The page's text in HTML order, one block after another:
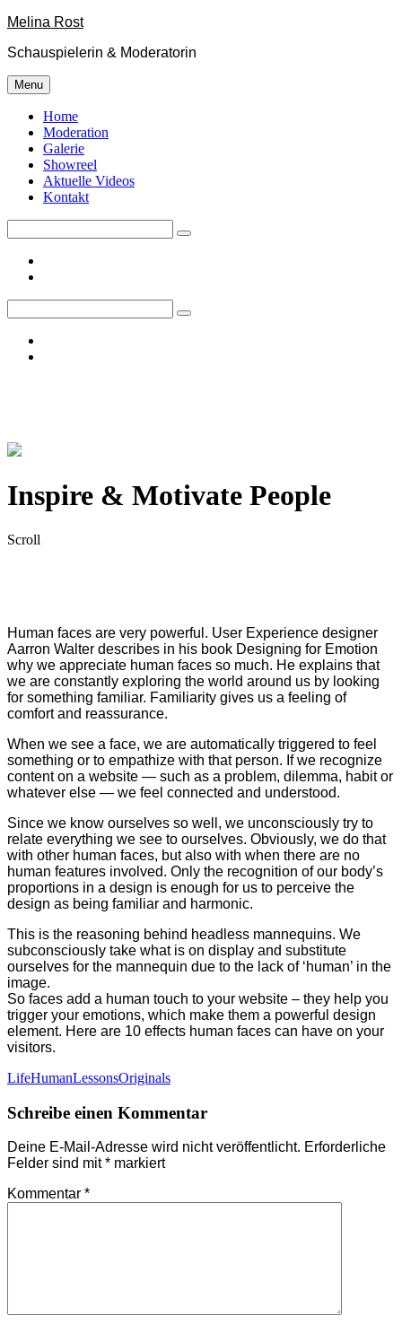
Skip
content
Melina Rost
Schauspielerin & Moderatorin
Menu
Home
Moderation
Galerie
Showreel
Aktuelle Videos
Kontakt
for:
for:
Inspire & Motivate People
Scroll
Human faces are very powerful. User Experience designer
Aarron Walter describes in his book Designing for Emotion
why we appreciate human faces so much. He explains that
we are constantly exploring the world around us by looking
for something familiar. Familiarity gives us a feeling of
comfort and reassurance.
When we see a face, we are automatically triggered to feel
something or to empathize with that person. If we recognize
content on a website — such as a problem, dilemma, habit or
whatever else — we feel connected and understood.
Since we know ourselves so well, we unconsciously try to
relate everything we see to ourselves. Obviously, we do that
with other human faces, but also with when there are no
human features involved. Only the recognition of our body’s
proportions in a design is enough for us to perceive the
design as being familiar and harmonic.
This is the reasoning behind headless mannequins. We
subconsciously take what is on display and substitute
ourselves for the mannequin due to the lack of ‘human’ in the
image.
So faces add a human touch to your website – they help you
trigger your emotions, which make them a powerful design
element. Here are 10 effects human faces can have on your
visitors.
Categories
LifeTags
HumanLessonsOriginals
Beitragsnavigation
Schreibe einen Kommentar
Deine E-Mail-Adresse wird nicht veröffentlicht. Erforderliche
Felder sind mit* markiert
Kommentar *